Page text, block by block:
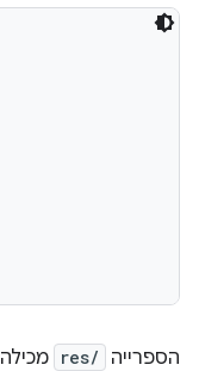
הספרייה res/